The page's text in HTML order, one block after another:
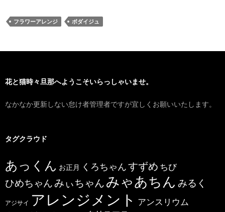
フラワーアレンジ ボダイジュ
花と猫時々旦那へようこそいらっしゃいませ。
なかなか更新しない怠け者管理者ですが宜しくお願いいたします。
タグクラウド
あっくん お正月 くろちゃんすずめ ちび
ひめちゃんみぃちゃん みゃあちん みるく
アジサイ アレンジメント アンスリウム